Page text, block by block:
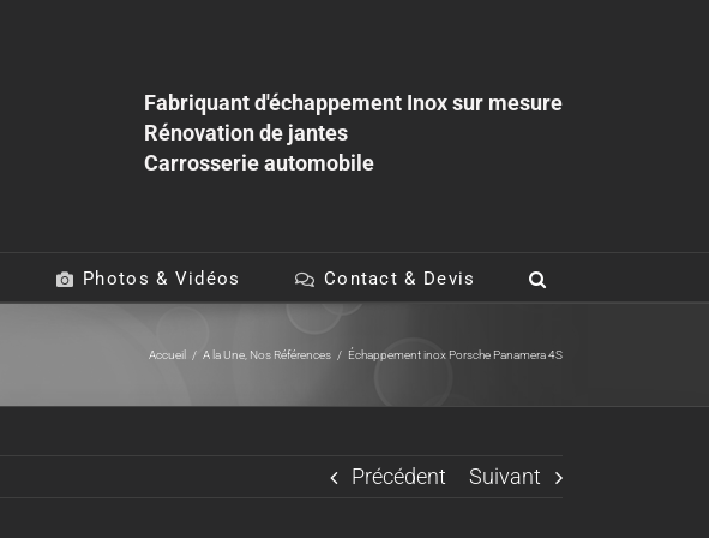
Fabriquant d'échappement Inox sur mesure
Rénovation de jantes
Carrosserie automobile
Photos & Vidéos Contact & Devis
Accueil / A la Une Nos Références / Échappement inox Porsche Panamera 4S
Précédent Suivant